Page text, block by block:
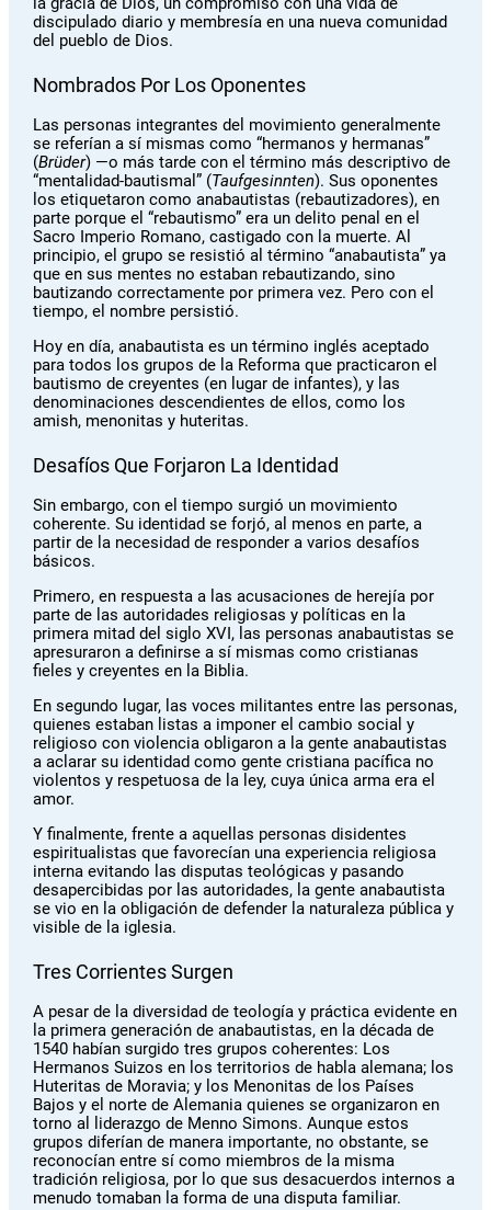
discipulado diario y membresía en una nueva comunidad
del pueblo de Dios.
Nombrados Por Los Oponentes
Las personas integrantes del movimiento generalmente
se referían a sí mismas como “hermanos y hermanas”
(Brüder) —o más tarde con el término más descriptivo de
“mentalidad-bautismal” (Taufgesinnten). Sus oponentes
los etiquetaron como anabautistas (rebautizadores), en
parte porque el “rebautismo” era un delito penal en el
Sacro Imperio Romano, castigado con la muerte. Al
principio, el grupo se resistió al término “anabautista” ya
que en sus mentes no estaban rebautizando, sino
bautizando correctamente por primera vez. Pero con el
tiempo, el nombre persistió.
Hoy en día, anabautista es un término inglés aceptado
para todos los grupos de la Reforma que practicaron el
bautismo de creyentes (en lugar de infantes), y las
denominaciones descendientes de ellos, como los
amish, menonitas y huteritas.
Desafíos Que Forjaron La Identidad
Sin embargo, con el tiempo surgió un movimiento
coherente. Su identidad se forjó, al menos en parte, a
partir de la necesidad de responder a varios desafíos
básicos.
Primero, en respuesta a las acusaciones de herejía por
parte de las autoridades religiosas y políticas en la
primera mitad del siglo XVI, las personas anabautistas se
apresuraron a definirse a sí mismas como cristianas
fieles y creyentes en la Biblia.
En segundo lugar, las voces militantes entre las personas,
quienes estaban listas a imponer el cambio social y
religioso con violencia obligaron a la gente anabautistas
a aclarar su identidad como gente cristiana pacífica no
violentos y respetuosa de la ley, cuya única arma era el
amor.
Y finalmente, frente a aquellas personas disidentes
espiritualistas que favorecían una experiencia religiosa
interna evitando las disputas teológicas y pasando
desapercibidas por las autoridades, la gente anabautista
se vio en la obligación de defender la naturaleza pública y
visible de la iglesia.
Tres Corrientes Surgen
A pesar de la diversidad de teología y práctica evidente en
la primera generación de anabautistas, en la década de
1540 habían surgido tres grupos coherentes: Los
Hermanos Suizos en los territorios de habla alemana; los
Huteritas de Moravia; y los Menonitas de los Países
Bajos y el norte de Alemania quienes se organizaron en
torno al liderazgo de Menno Simons. Aunque estos
grupos diferían de manera importante, no obstante, se
reconocían entre sí como miembros de la misma
tradición religiosa, por lo que sus desacuerdos internos a
menudo tomaban la forma de una disputa familiar.